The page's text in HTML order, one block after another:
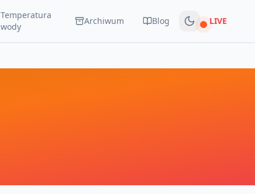
Temperatura
wody
Archiwum Blog Na żywo
LIVE